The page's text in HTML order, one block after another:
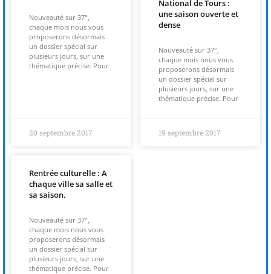
(re)découvrir le CCC OD « On veut mettre le feu à
Tonnellé » : le nouveau président de l’US Tours Rugby voit
grand
Nouveauté sur 37°,
chaque mois nous vous
proposerons désormais
un dossier spécial sur
plusieurs jours, sur une
thématique précise. Pour
20 septembre 2017
National de Tours :
une saison ouverte et
dense
Nouveauté sur 37°,
chaque mois nous vous
proposerons désormais
un dossier spécial sur
plusieurs jours, sur une
thématique précise. Pour
19 septembre 2017
Rentrée culturelle : A
chaque ville sa salle et
sa saison.
Nouveauté sur 37°,
chaque mois nous vous
proposerons désormais
un dossier spécial sur
plusieurs jours, sur une
thématique précise. Pour